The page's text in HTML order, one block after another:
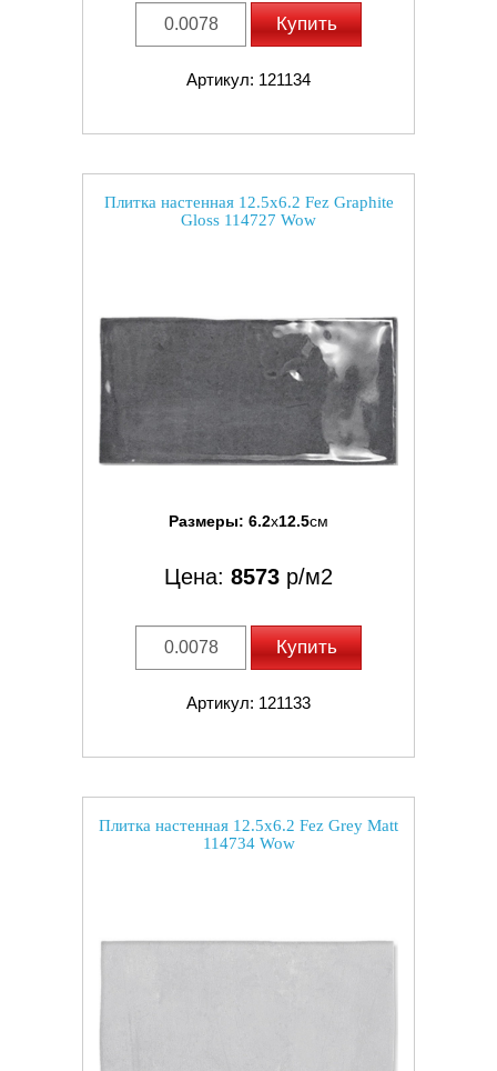
Купить
Артикул: 121134
Плитка настенная 12.5x6.2 Fez Graphite
Gloss 114727 Wow
Размеры: 6.2x12.5см
Цена: 8573 р/м2
Купить
Артикул: 121133
Плитка настенная 12.5x6.2 Fez Grey Matt
114734 Wow